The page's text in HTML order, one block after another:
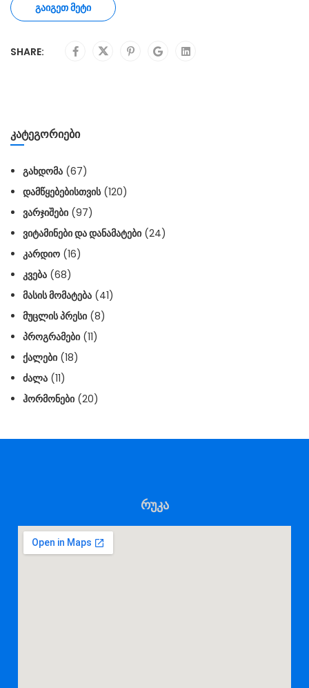
ᲒᲐᲘᲒᲔᲗ ᲛᲔᲢᲘ
SHARE:
ᲙᲐᲢᲔᲒᲝᲠᲘᲔᲑᲘ
ᲒᲐᲮᲓᲝᲛᲐ (67)
ᲓᲐᲛᲬᲧᲔᲑᲔᲑᲘᲡᲗᲕᲘᲡ(120)
ᲕᲐᲠᲯᲘᲨᲔᲑᲘ (97)
ᲕᲘᲢᲐᲛᲘᲜᲔᲑᲘ ᲓᲐ ᲓᲐᲜᲐᲛᲐᲢᲔᲑᲘ (24)
ᲙᲐᲠᲓᲘᲝ (16)
ᲙᲕᲔᲑᲐ (68)
ᲛᲐᲡᲘᲡ ᲛᲝᲛᲐᲢᲔᲑᲐ (41)
ᲛᲣᲪᲚᲘᲡ ᲞᲠᲔᲡᲘ (8)
ᲞᲠᲝᲒᲠᲐᲛᲔᲑᲘ (11)
ᲥᲐᲚᲔᲑᲘ (18)
ᲫᲐᲚᲐ (11)
ᲰᲝᲠᲛᲝᲜᲔᲑᲘ (20)
რუკა